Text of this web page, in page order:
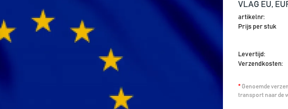
VLAG EU,
artikelnr:
Prijs per stuk
Levertijd:
Verzendkosten:
* Genoemde
transport naar de